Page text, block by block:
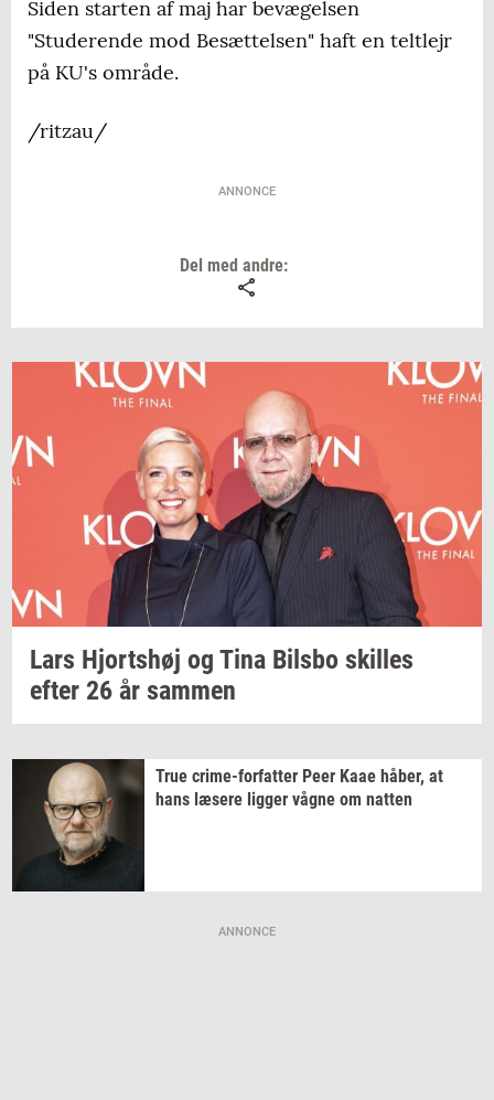
Siden starten af maj har bevægelsen
"Studerende mod Besættelsen" haft en teltlejr
på KU's område.
/ritzau/
ANNONCE
Del med andre:
Lars Hjorts­høj og Tina Bils­bo skil­les
efter 26 år sam­men
True crime-​forfatter Peer Kaae håber, at
hans læ­se­re lig­ger vågne om nat­ten
ANNONCE